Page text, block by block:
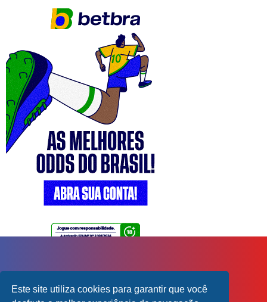
Este site utiliza cookies para garantir que você